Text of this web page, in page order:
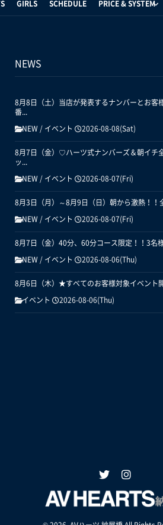
GIRLS SCHEDULE PRICE & SYSTEM
NEWS
8月8日（土）当店が発表するナンバーとお客
番...
NEW / イベント 2026-08-08(Sat)
8月7日（金）♡ハーツ式ナンバーズ＆朝イチ
ッ...
NEW / イベント 2026-08-07(Fri)
8月3日（月）～8月9日（日）朝から激熱！！
NEW / イベント 2026-08-07(Fri)
8月7日（金）40分、60分コース限定！！3名様
NEW / イベント 2026-08-06(Thu)
8月6日（木）★すべてのお客様対象イベント
イベント 2026-08-06(Thu)